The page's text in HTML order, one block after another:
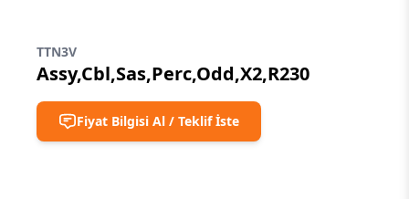
TTN3V
Assy,Cbl,Sas,Perc,Odd,X2,R230
Fiyat Bilgisi Al / Teklif İste